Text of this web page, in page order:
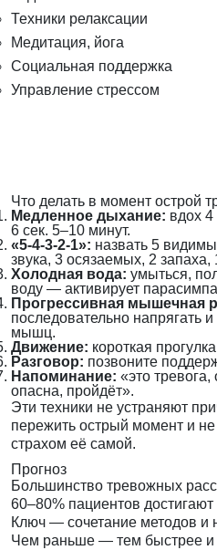
Техники релаксации
Медитация, йога
Социальная поддержка
Управление стрессом
Что делать в момент острой
Медленное дыхание: вдох 4
6 сек. 5–10 минут.
«5-4-3-2-1»: назвать 5
звука, 3 осязаемых, 2 запаха,
Холодная вода: умыться,
воду — активирует
Прогрессивная мышечная
последовательно напрягать
мышц.
Движение: короткая
Разговор: позвоните
Напоминание: «это
опасна, пройдёт».
Эти техники не устраняют
пережить острый момент и не
страхом её самой.
Прогноз
Большинство тревожных
60–80% пациентов
Ключ — сочетание методов и
Чем раньше — тем быстрее